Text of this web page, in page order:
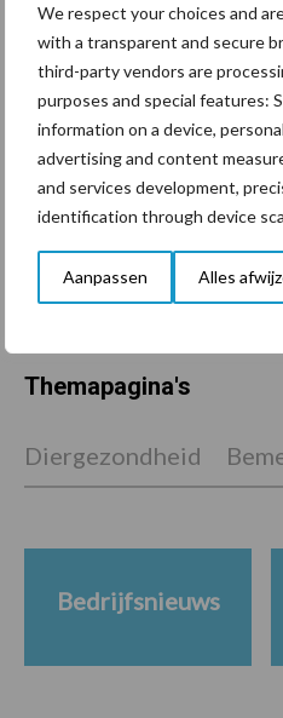
We respect your choices and
with a transparent and secure
third-party vendors are
purposes and special features:
information on a device,
advertising and content
and services development,
identification through device
Aanpassen Alles
De
voor
markt
Themapagina's
Diergezondheid
Bedrijfsnieuws